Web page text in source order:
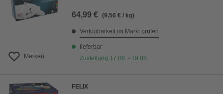
Merken
64,99 € (9,56 € / kg)
Verfügbarkeit im Markt prüfen
lieferbar
Zustellung 17.08. - 19.08.
FELIX